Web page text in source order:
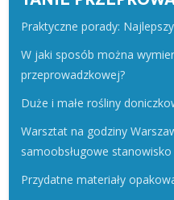
Praktyczne porady:
W jaki sposób można
przeprowadzkowej?
Duże i małe rośliny
Warsztat na godziny
samoobsługowe stanowisko
Przydatne materiały